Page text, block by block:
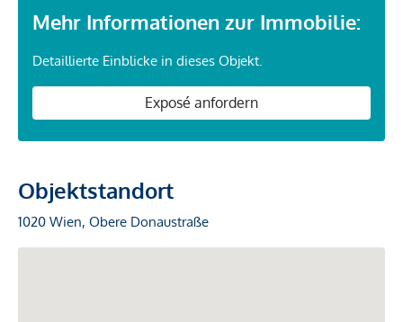
Mehr Informationen zur Immobilie:
Detaillierte Einblicke in dieses Objekt.
Exposé anfordern
Objektstandort
1020 Wien, Obere Donaustraße